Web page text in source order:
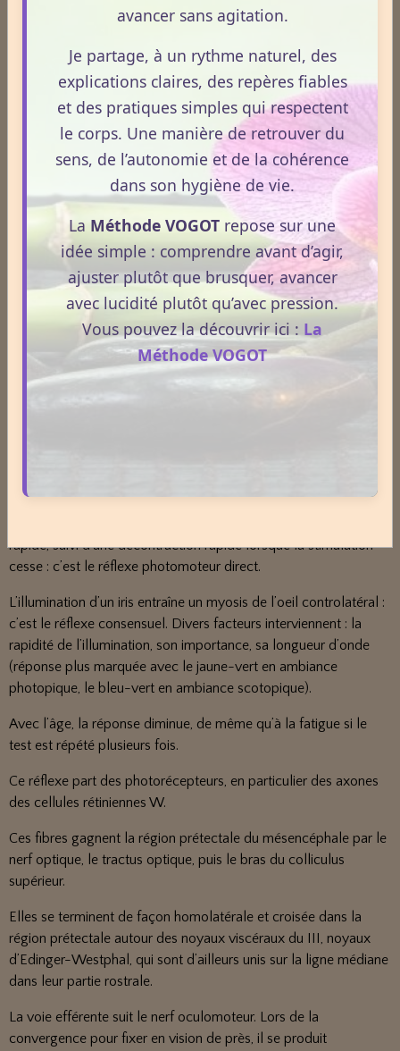
principalement par la pigmentation de l’épithélium postérieur et
des rayons lumineux, assuré par le jeu pupillaire.
La pupille peut modifier sa taille sous l’effet de sa double
innervation sympathique et parasympathique, selon la loi
d’innervation réciproque de Scherrington. De nombreux facteurs
influencent la taille pupillaire : l’illumination tout d’abord, l’état
de veille, l’intégrité des deux composants du système nerveux
autonome, l’attention visuelle...
Ainsi, une paralysie du III entraîne une mydriase aréflexique, une
atteinte du sympathique, un syndrome de Claude Bernard-
Horner avec un myosis.
L’attention, l’émotion, sont responsables de mydriase,
probablement par influence du cortex sur les centres de
commande (noyau du III, colonne intermédiolatérale de la
moelle).
Le réflexe photomoteur est l’exemple même de ces variations ;
rapide, suivi d’une décontraction rapide lorsque la stimulation
cesse : c’est le réflexe photomoteur direct.
L’illumination d’un iris entraîne un myosis de l’oeil controlatéral :
c’est le réflexe consensuel. Divers facteurs interviennent : la
rapidité de l’illumination, son importance, sa longueur d’onde
(réponse plus marquée avec le jaune-vert en ambiance
photopique, le bleu-vert en ambiance scotopique).
Avec l’âge, la réponse diminue, de même qu’à la fatigue si le
test est répété plusieurs fois.
Ce réflexe part des photorécepteurs, en particulier des axones
des cellules rétiniennes W.
Ces fibres gagnent la région prétectale du mésencéphale par le
nerf optique, le tractus optique, puis le bras du colliculus
supérieur.
Elles se terminent de façon homolatérale et croisée dans la
région prétectale autour des noyaux viscéraux du III, noyaux
d’Edinger-Westphal, qui sont d’ailleurs unis sur la ligne médiane
dans leur partie rostrale.
La voie efférente suit le nerf oculomoteur. Lors de la
convergence pour fixer en vision de près, il se produit
avancer sans agitation.
Je partage, à un rythme naturel, des
explications claires, des repères fiables
et des pratiques simples qui respectent
le corps. Une manière de retrouver du
sens, de l’autonomie et de la cohérence
dans son hygiène de vie.
La Méthode VOGOT repose sur une
idée simple : comprendre avant d’agir,
ajuster plutôt que brusquer, avancer
avec lucidité plutôt qu’avec pression.
Vous pouvez la découvrir ici : La
Méthode VOGOT